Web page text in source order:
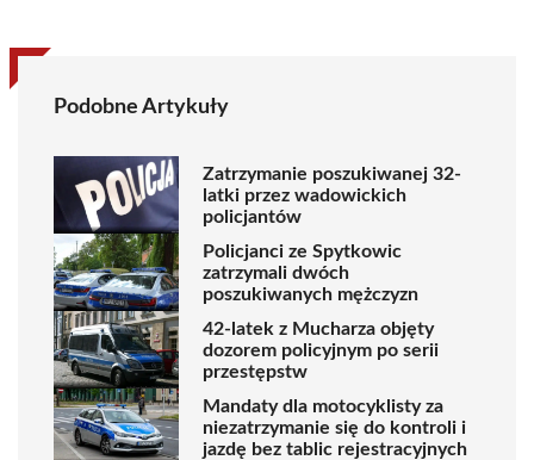
Podobne Artykuły
Zatrzymanie poszukiwanej 32-
latki przez wadowickich
policjantów
Policjanci ze Spytkowic
zatrzymali dwóch
poszukiwanych mężczyzn
42-latek z Mucharza objęty
dozorem policyjnym po serii
przestępstw
Mandaty dla motocyklisty za
niezatrzymanie się do kontroli i
jazdę bez tablic rejestracyjnych